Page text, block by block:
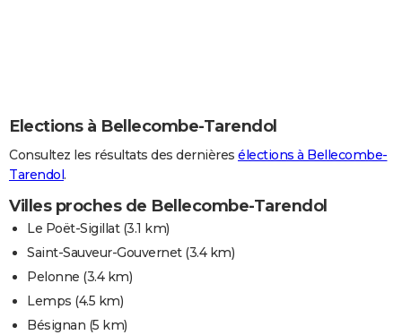
Elections à Bellecombe-Tarendol
Consultez les résultats des dernières élections à Bellecombe-
Tarendol.
Villes proches de Bellecombe-Tarendol
Le Poët-Sigillat(3.1 km)
Saint-Sauveur-Gouvernet(3.4 km)
Pelonne (3.4 km)
Lemps (4.5 km)
Bésignan (5 km)